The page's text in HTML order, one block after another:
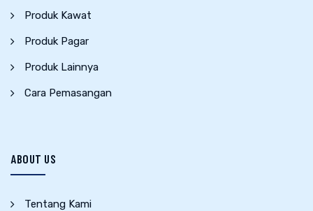
Produk Kawat
Produk Pagar
Produk Lainnya
Cara Pemasangan
ABOUT US
Tentang Kami